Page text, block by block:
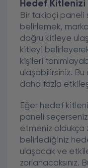
Hedef
Bir takipçi paneli
belirlemek,
doğru kitleye
kitleyi
kişileri
ulaşabilirsiniz. Bu
daha fazla
Eğer hedef
paneli
etmeniz oldukça
belirlediğiniz
ulaşacak ve
zorlanacaksınız.